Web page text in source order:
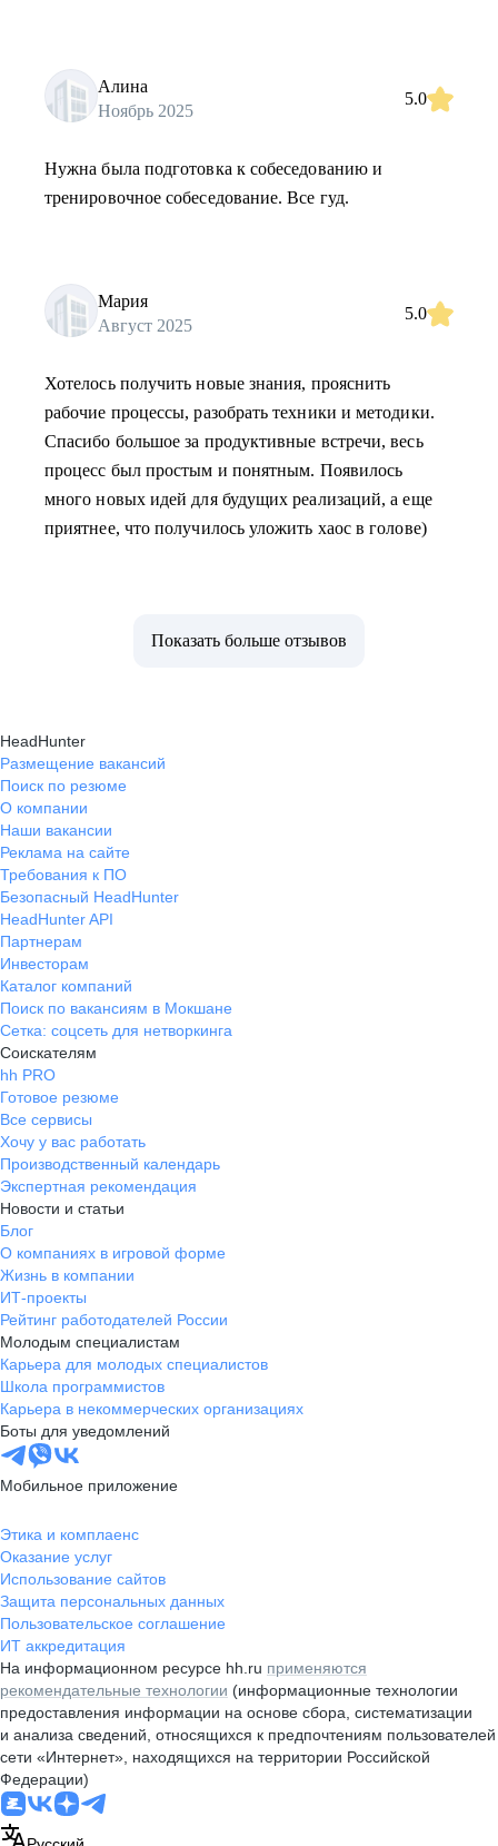
Алина
Ноябрь 2025
5.0
Нужна была подготовка к собеседованию и
тренировочное собеседование. Все гуд.
Мария
Август 2025
5.0
Хотелось получить новые знания, прояснить
рабочие процессы, разобрать техники и методики.
Спасибо большое за продуктивные встречи, весь
процесс был простым и понятным. Появилось
много новых идей для будущих реализаций, а еще
приятнее, что получилось уложить хаос в голове)
Показать больше отзывов
HeadHunter
Размещение вакансий
Поиск по резюме
О компании
Наши вакансии
Реклама на сайте
Требования к ПО
Безопасный HeadHunter
HeadHunter API
Партнерам
Инвесторам
Каталог компаний
Поиск по вакансиям в Мокшане
Сетка: соцсеть для нетворкинга
Соискателям
hh PRO
Готовое резюме
Все сервисы
Хочу у вас работать
Производственный календарь
Экспертная рекомендация
Новости и статьи
Блог
О компаниях в игровой форме
Жизнь в компании
ИТ-проекты
Рейтинг работодателей России
Молодым специалистам
Карьера для молодых специалистов
Школа программистов
Карьера в некоммерческих организациях
Боты для уведомлений
Мобильное приложение
Этика и комплаенс
Оказание услуг
Использование сайтов
Защита персональных данных
Пользовательское соглашение
ИТ аккредитация
На информационном ресурсе hh.ru применяются
рекомендательные технологии (информационные технологии
предоставления информации на основе сбора, систематизации
и анализа сведений, относящихся к предпочтениям пользователей
сети «Интернет», находящихся на территории Российской
Федерации)